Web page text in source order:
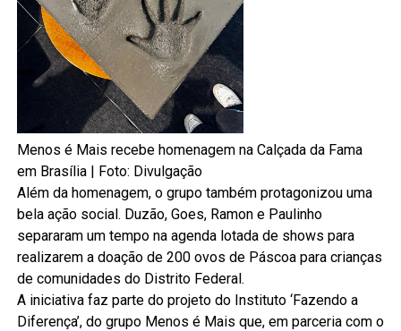
Menos é Mais recebe homenagem na Calçada da Fama
em Brasília | Foto: Divulgação
Além da homenagem, o grupo também protagonizou uma
bela ação social. Duzão, Goes, Ramon e Paulinho
separaram um tempo na agenda lotada de shows para
realizarem a doação de 200 ovos de Páscoa para crianças
de comunidades do Distrito Federal.
A iniciativa faz parte do projeto do Instituto ‘Fazendo a
Diferença’, do grupo Menos é Mais que, em parceria com o